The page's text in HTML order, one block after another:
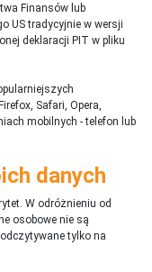
Finansów lub
US tradycyjnie w wersji
deklaracji PIT w pliku
Safari, Opera,
mobilnych - telefon lub
danych
W odróżnieniu od
osobowe nie są
tylko na